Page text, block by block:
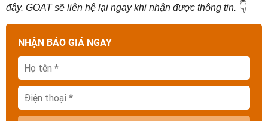
đây. GOAT sẽ liên hệ lại ngay khi nhận được thông tin. 👇
NHẬN BÁO GIÁ NGAY